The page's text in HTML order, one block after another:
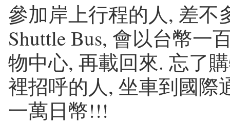
參加岸上行程的人, 差不
Shuttle Bus, 會以台幣一
物中心, 再載回來. 忘了
裡招呼的人, 坐車到國際
一萬日幣!!!